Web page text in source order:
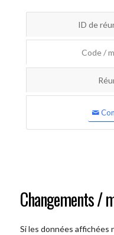
ID de
Code /
Changements /
Si les données affichées